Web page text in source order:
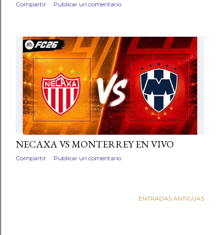
Compartir Publicar un comentario
NECAXA VS MONTERREY EN VIVO
Compartir Publicar un comentario
ENTRADAS ANTIGUAS